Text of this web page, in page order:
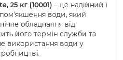
25 кг (10001) – це надійний і
води, який
обладнання від
його термін служби та
використання води у